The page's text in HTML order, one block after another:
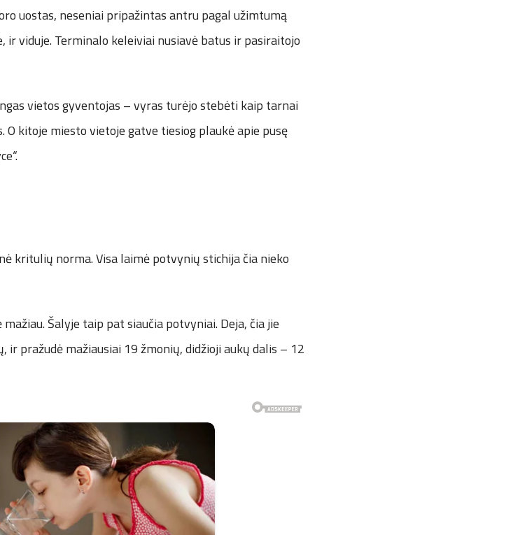
uostas, neseniai pripažintas antru pagal užimtumą
ir viduje. Terminalo keleiviai nusiavė batus ir pasiraitojo
vietos gyventojas – vyras turėjo stebėti kaip tarnai
kitoje miesto vietoje gatve tiesiog plaukė apie pusę
kritulių norma. Visa laimė potvynių stichija čia nieko
Šalyje taip pat siaučia potvyniai. Deja, čia jie
pražudė mažiausiai 19 žmonių, didžioji aukų dalis – 12